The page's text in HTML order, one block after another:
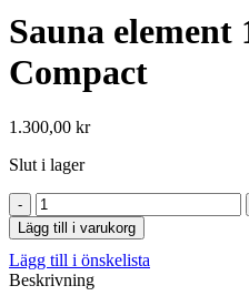
Sauna element
Compact
1.300,00 kr
Slut i lager
Sauna
element
1150W
Vega
Compact
Lägg till i varukorg
Lägg till i önskelista
Beskrivning